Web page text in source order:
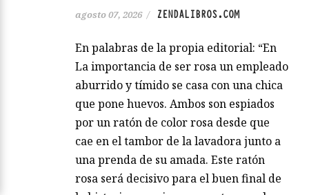
agosto 07, 2026 / ZENDALIBROS.COM
En palabras de la propia editorial: “En
La importancia de ser rosa un empleado
aburrido y tímido se casa con una chica
que pone huevos. Ambos son espiados
por un ratón de color rosa desde que
cae en el tambor de la lavadora junto a
una prenda de su amada. Este ratón
rosa será decisivo para el buen final de